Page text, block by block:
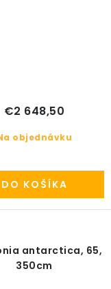
objednávku
€2 648,50
DO KOŠÍKA
antarctica, 65,
350cm